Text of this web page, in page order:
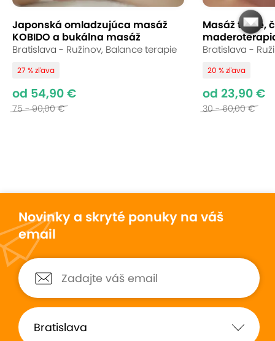
Japonská omladzujúca masáž
KOBIDO a bukálna masáž
Bratislava - Ružinov, Balance terapie
27 % zľava
od 54,90 €
75 - 90,00 €
Masáž tváre,
Bratislava -
20 % zľava
od 23,90 €
30 - 60,00 €
Novinky a skryté ponuky na váš
email